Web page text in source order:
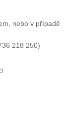
nebo v případě
218 250)